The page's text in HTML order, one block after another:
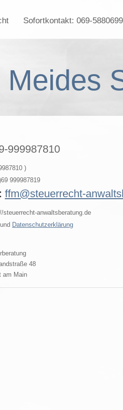
Sofortkontakt: 069-
999987810
)
999987819
ffm@steuerrecht-
steuerrecht-anwaltsberatung.de
und Datenschutzerklärung
48
am Main